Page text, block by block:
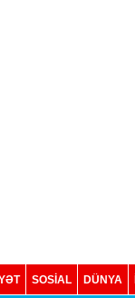
SOSIAL DÜNYA